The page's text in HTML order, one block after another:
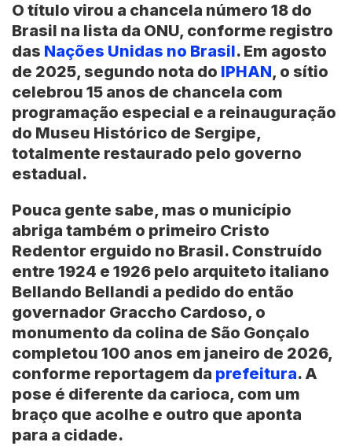
O título virou a chancela número 18 do
Brasil na lista da ONU, conforme registro
das Nações Unidas no Brasil. Em agosto
de 2025, segundo nota do IPHAN, o sítio
celebrou 15 anos de chancela com
programação especial e a reinauguração
do Museu Histórico de Sergipe,
totalmente restaurado pelo governo
estadual.
Pouca gente sabe, mas o município
abriga também o primeiro Cristo
Redentor erguido no Brasil. Construído
entre 1924 e 1926 pelo arquiteto italiano
Bellando Bellandi a pedido do então
governador Graccho Cardoso, o
monumento da colina de São Gonçalo
completou 100 anos em janeiro de 2026,
conforme reportagem da prefeitura. A
pose é diferente da carioca, com um
braço que acolhe e outro que aponta
para a cidade.